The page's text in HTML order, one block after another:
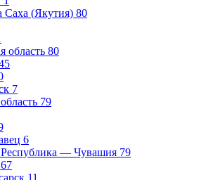
Саха (Якутия) 80
область 80
7
79
6
— Чувашия 79
67
11